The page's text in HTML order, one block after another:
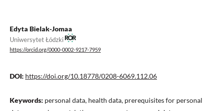
Edyta Bielak-Jomaa
Uniwersytet Łódzki
https://orcid.org/0000-0002-9217-7959
DOI: https://doi.org/10.18778/0208-6069.112.06
Keywords: personal data, health data, prerequisites for personal